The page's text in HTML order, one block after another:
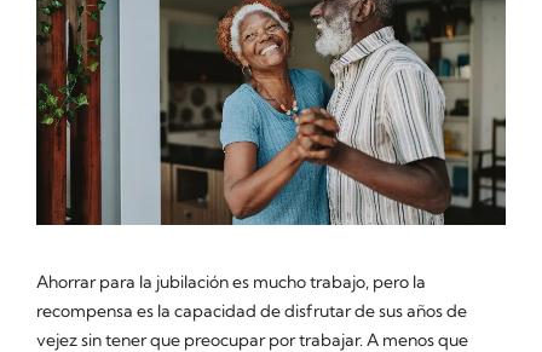
Ahorrar para la jubilación es mucho trabajo, pero la
recompensa es la capacidad de disfrutar de sus años de
vejez sin tener que preocupar por trabajar. A menos que